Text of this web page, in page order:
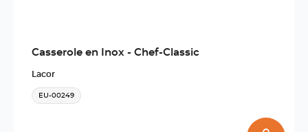
Casserole en Inox - Chef-Classic
Lacor
EU-00249